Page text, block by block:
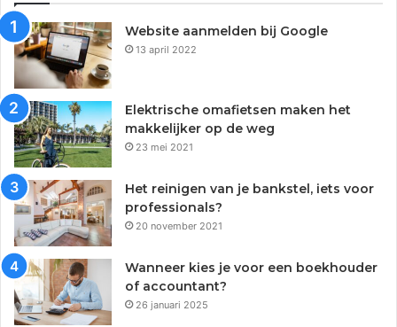
Website aanmelden bij Google
13 april 2022
Elektrische omafietsen maken het
makkelijker op de weg
23 mei 2021
Het reinigen van je bankstel, iets voor
professionals?
20 november 2021
Wanneer kies je voor een boekhouder
of accountant?
26 januari 2025